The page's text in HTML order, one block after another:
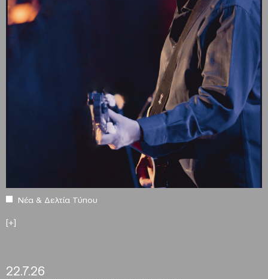
Νέα & Δελτία Τύπου
[+]
22.7.26